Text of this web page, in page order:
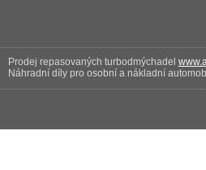
Prodej repasovaných turbodmýchadel
Náhradní díly pro osobní a nákladní